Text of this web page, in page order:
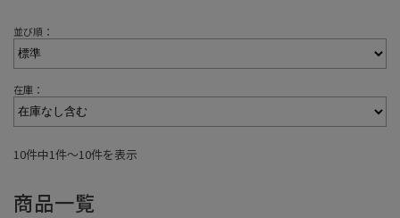
並び順：
在庫：
10件中1件〜10件を表示
商品一覧